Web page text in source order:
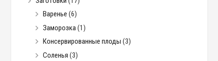
Варенье (6)
Заморозка(1)
Консервированные плоды (3)
Соленья (3)